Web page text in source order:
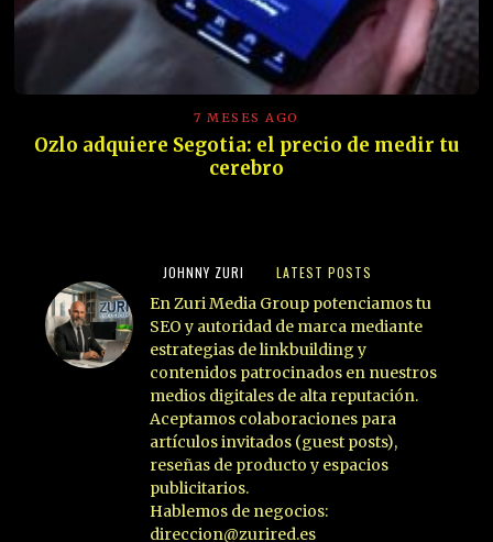
7 MESES AGO
Ozlo adquiere Segotia: el precio de medir tu
cerebro
JOHNNY ZURI LATEST POSTS
En Zuri Media Group potenciamos tu
SEO y autoridad de marca mediante
estrategias de linkbuilding y
contenidos patrocinados en nuestros
medios digitales de alta reputación.
Aceptamos colaboraciones para
artículos invitados (guest posts),
reseñas de producto y espacios
publicitarios.
Hablemos de negocios:
direccion@zurired.es